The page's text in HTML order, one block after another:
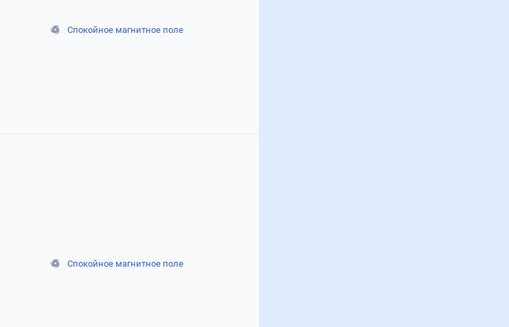
Спокойное магнитное поле
Спокойное магнитное поле